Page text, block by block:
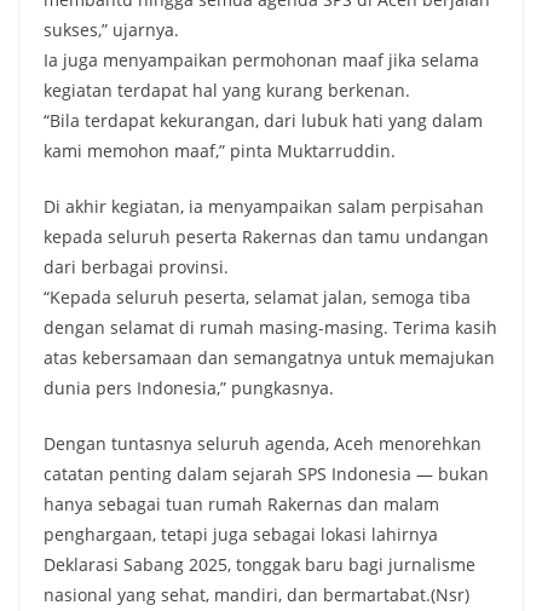
sukses,” ujarnya.
Ia juga menyampaikan permohonan maaf jika selama
kegiatan terdapat hal yang kurang berkenan.
“Bila terdapat kekurangan, dari lubuk hati yang dalam
kami memohon maaf,” pinta Muktarruddin.
Di akhir kegiatan, ia menyampaikan salam perpisahan
kepada seluruh peserta Rakernas dan tamu undangan
dari berbagai provinsi.
“Kepada seluruh peserta, selamat jalan, semoga tiba
dengan selamat di rumah masing-masing. Terima kasih
atas kebersamaan dan semangatnya untuk memajukan
dunia pers Indonesia,” pungkasnya.
Dengan tuntasnya seluruh agenda, Aceh menorehkan
catatan penting dalam sejarah SPS Indonesia — bukan
hanya sebagai tuan rumah Rakernas dan malam
penghargaan, tetapi juga sebagai lokasi lahirnya
Deklarasi Sabang 2025, tonggak baru bagi jurnalisme
nasional yang sehat, mandiri, dan bermartabat.(Nsr)